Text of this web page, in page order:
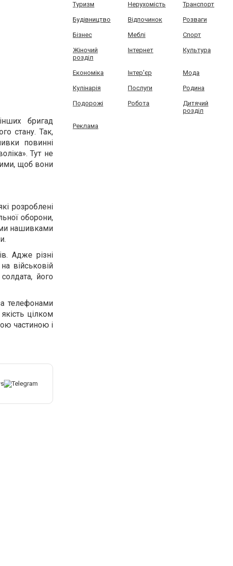
бригад
стану. Так,
повинні
Тут не
щоб вони
розроблені
оборони,
нашивками
Адже різні
військовій
його
телефонами
цілком
частиною і
Туризм Нерухомість Транспорт
Будівництво Відпочинок Розваги
Бізнес Меблі Спорт
Жіночий
розділ
Інтернет Культура
Економіка Інтер'єр Мода
Кулінарія Послуги Родина
Подорожі Робота
Дитячий
розділ
Реклама